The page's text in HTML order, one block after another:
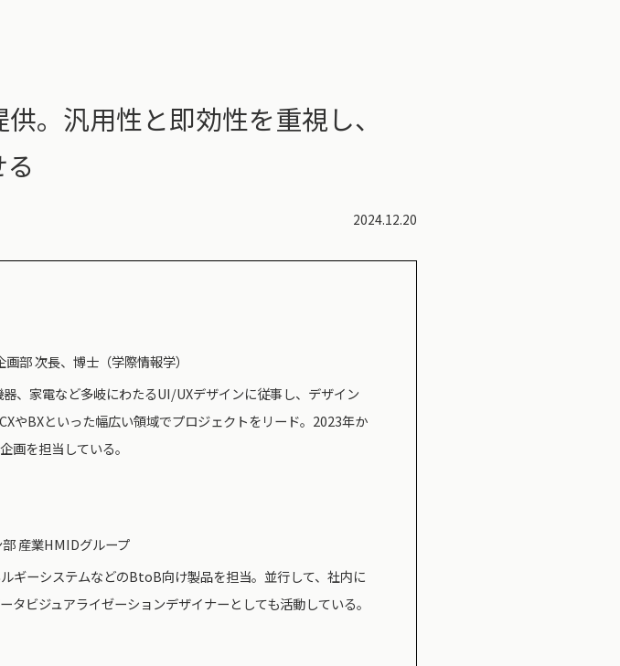
。汎用性と即効性を重視し、
2024.12.20
部 次長、博士（学際情報学）
、家電など多岐にわたるUI/UXデザインに従事し、デザイン
やBXといった幅広い領域でプロジェクトをリード。2023年か
画を担当している。
産業HMIDグループ
ギーシステムなどのBtoB向け製品を担当。並行して、社内に
ビジュアライゼーションデザイナーとしても活動している。